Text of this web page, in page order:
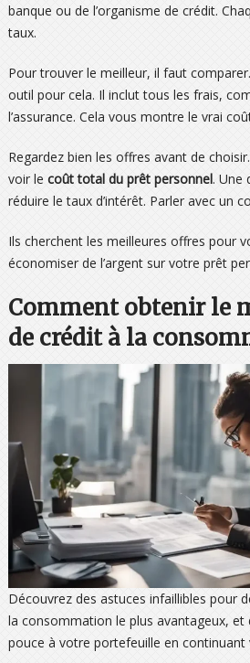
banque ou de l’organisme de crédit.
taux.
Pour trouver le meilleur, il faut
outil pour cela. Il inclut tous les frais,
l’assurance. Cela vous montre le vrai
Regardez bien les offres avant de
voir le coût total du prêt personnel. Une
réduire le taux d’intérêt. Parler avec un
Ils cherchent les meilleures offres pour
économiser de l’argent sur votre prêt
Comment obtenir le
de crédit à la
Découvrez des astuces infaillibles pour
la consommation le plus avantageux, et
pouce à votre portefeuille en continuant